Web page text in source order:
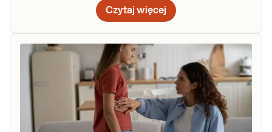
Czytaj więcej